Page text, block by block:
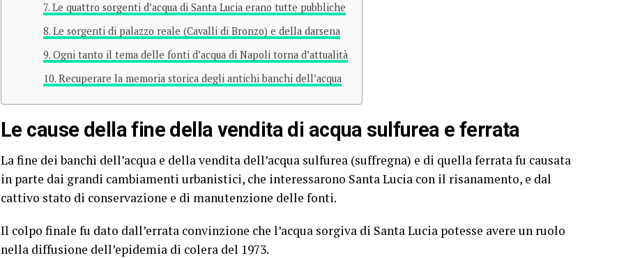
Le quattro sorgenti d’acqua di Santa Lucia erano tutte pubbliche
Le sorgenti di palazzo reale (Cavalli di Bronzo) e della darsena
Ogni tanto il tema delle fonti d’acqua di Napoli torna d’attualità
Recuperare la memoria storica degli antichi banchi dell’acqua
Le cause della fine della vendita di acqua sulfurea e ferrata
La fine dei banchi dell’acqua e della vendita dell’acqua sulfurea (suffregna) e di quella ferrata fu causata
in parte dai grandi cambiamenti urbanistici, che interessarono Santa Lucia con il risanamento, e dal
cattivo stato di conservazione e di manutenzione delle fonti.
Il colpo finale fu dato dall’errata convinzione che l’acqua sorgiva di Santa Lucia potesse avere un ruolo
nella diffusione dell’epidemia di colera del 1973.